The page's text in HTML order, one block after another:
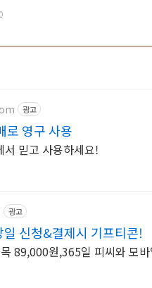
광고
로 영구 사용
서 믿고 사용하세요!
광고
신청&결제시 기프티콘!
89,000원,365일 피씨와 모